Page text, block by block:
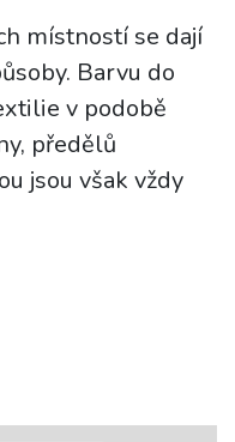
místností se dají
Barvu do
v podobě
předělů
jsou však vždy